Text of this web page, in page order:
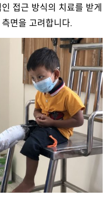
접근 방식의 치료를 받게
면을 고려합니다.